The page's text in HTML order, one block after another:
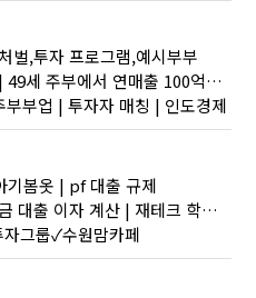
벌,투자 프로그램,예시부부
재테크포럼 | 49세 주부에서 연매출 100억원 편의점 사장까지 | 가상화폐 사이트
부부업 | 투자자 매칭 | 인도경제
기봄옷 | pf 대출 규제
아파트 중도금 대출 이자 계산 | 재테크 학원 | f6비자 연장기간
그룹✓수원맘카페